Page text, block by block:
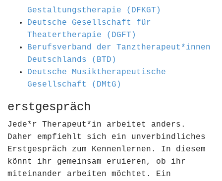
Gestaltungstherapie (DFKGT)
Deutsche Gesellschaft für
Theatertherapie (DGFT)
Berufsverband der Tanztherapeut*innen
Deutschlands (BTD)
Deutsche Musiktherapeutische
Gesellschaft (DMtG)
erstgespräch
Jede*r Therapeut*in arbeitet anders.
Daher empfiehlt sich ein unverbindliches
Erstgespräch zum Kennenlernen. In diesem
könnt ihr gemeinsam eruieren, ob ihr
miteinander arbeiten möchtet. Ein